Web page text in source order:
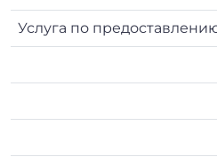
Услуга по